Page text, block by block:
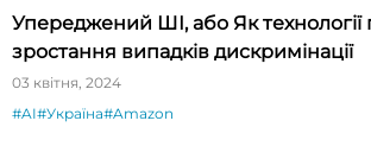
Упереджений ШІ, або Як технології
зростання випадків дискримінації
03 квітня, 2024
#AI#Україна#Amazon